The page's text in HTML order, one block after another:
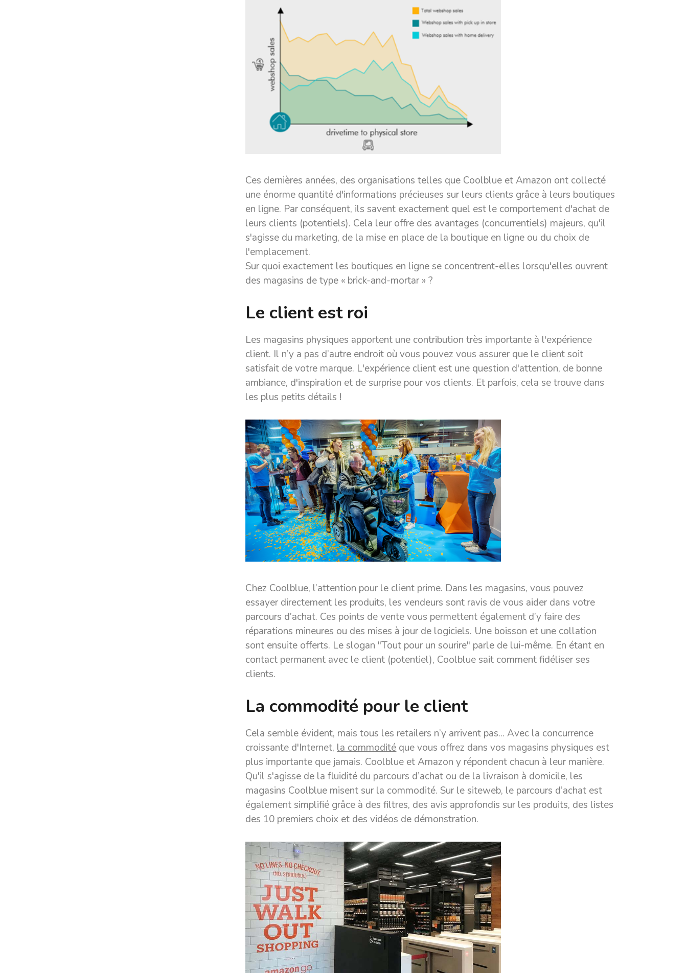
Ces dernières années, des organisations telles que Coolblue et Amazon ont collecté
une énorme quantité d'informations précieuses sur leurs clients grâce à leurs boutiques
en ligne. Par conséquent, ils savent exactement quel est le comportement d'achat de
leurs clients (potentiels). Cela leur offre des avantages (concurrentiels) majeurs, qu'il
s'agisse du marketing, de la mise en place de la boutique en ligne ou du choix de
l'emplacement.
Sur quoi exactement les boutiques en ligne se concentrent-elles lorsqu'elles ouvrent
des magasins de type « brick-and-mortar » ?
Le client est roi
Les magasins physiques apportent une contribution très importante à l'expérience
client. Il n’y a pas d’autre endroit où vous pouvez vous assurer que le client soit
satisfait de votre marque. L'expérience client est une question d'attention, de bonne
ambiance, d'inspiration et de surprise pour vos clients. Et parfois, cela se trouve dans
les plus petits détails !
Chez Coolblue, l’attention pour le client prime. Dans les magasins, vous pouvez
essayer directement les produits, les vendeurs sont ravis de vous aider dans votre
parcours d’achat. Ces points de vente vous permettent également d’y faire des
réparations mineures ou des mises à jour de logiciels. Une boisson et une collation
sont ensuite offerts. Le slogan "Tout pour un sourire" parle de lui-même. En étant en
contact permanent avec le client (potentiel), Coolblue sait comment fidéliser ses
clients.
La commodité pour le client
Cela semble évident, mais tous les retailers n’y arrivent pas... Avec la concurrence
croissante d'Internet, la commodité que vous offrez dans vos magasins physiques est
plus importante que jamais. Coolblue et Amazon y répondent chacun à leur manière.
Qu'il s'agisse de la fluidité du parcours d’achat ou de la livraison à domicile, les
magasins Coolblue misent sur la commodité. Sur le siteweb, le parcours d’achat est
également simplifié grâce à des filtres, des avis approfondis sur les produits, des listes
des 10 premiers choix et des vidéos de démonstration.